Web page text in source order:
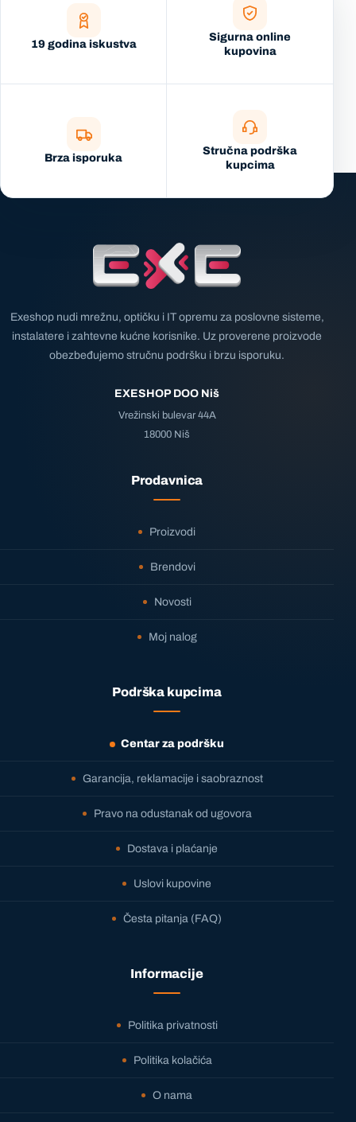
19 godina iskustva
Sigurna online
kupovina
Brza isporuka
Stručna podrška
kupcima
Exeshop nudi mrežnu, optičku i IT opremu za poslovne sisteme,
instalatere i zahtevne kućne korisnike. Uz proverene proizvode
obezbeđujemo stručnu podršku i brzu isporuku.
EXESHOP DOO Niš
Vrežinski bulevar 44A
18000 Niš
Prodavnica
Proizvodi
Brendovi
Novosti
Moj nalog
Podrška kupcima
Centar za podršku
Garancija, reklamacije i saobraznost
Pravo na odustanak od ugovora
Dostava i plaćanje
Uslovi kupovine
Česta pitanja (FAQ)
Informacije
Politika privatnosti
Politika kolačića
O nama